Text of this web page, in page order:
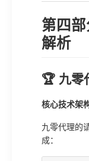
第四
解析
🏆 九零
核心技术架
九零代理的
成：